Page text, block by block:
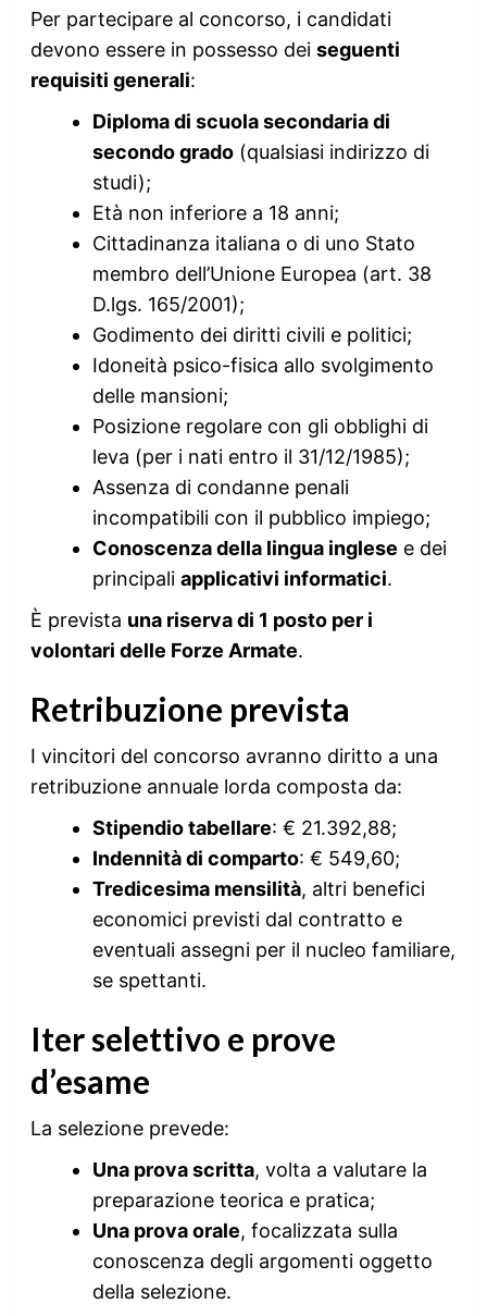
Per partecipare al concorso, i candidati
devono essere in possesso dei seguenti
requisiti generali:
Diploma di scuola secondaria di
secondo grado(qualsiasi indirizzo di
studi);
Età non inferiore a 18 anni;
Cittadinanza italiana o di uno Stato
membro dell’Unione Europea (art. 38
D.lgs. 165/2001);
Godimento dei diritti civili e politici;
Idoneità psico-fisica allo svolgimento
delle mansioni;
Posizione regolare con gli obblighi di
leva (per i nati entro il 31/12/1985);
Assenza di condanne penali
incompatibili con il pubblico impiego;
Conoscenza della lingua inglese e dei
principali applicativi informatici.
È prevista una riserva di 1 posto per i
volontari delle Forze Armate.
Retribuzione prevista
I vincitori del concorso avranno diritto a una
retribuzione annuale lorda composta da:
Stipendio tabellare: € 21.392,88;
Indennità di comparto: € 549,60;
Tredicesima mensilità, altri benefici
economici previsti dal contratto e
eventuali assegni per il nucleo familiare,
se spettanti.
Iter selettivo e prove
d’esame
La selezione prevede:
Una prova scritta, volta a valutare la
preparazione teorica e pratica;
Una prova orale, focalizzata sulla
conoscenza degli argomenti oggetto
della selezione.